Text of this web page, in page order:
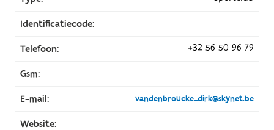
Identificatiecode:
Telefoon: +32 56 50 96 79
Gsm:
E-mail: vandenbroucke_dirk@skynet.be
Website: